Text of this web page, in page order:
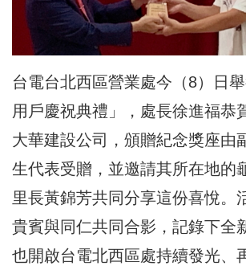
台電台北西區營業處今（8）日
用戶慶祝典禮」，處長徐進福恭
大華建設公司，頒贈紀念獎座由
生代表受贈，並邀請其所在地的
里長黃錦芳共同分享這份喜悅。
貴賓與同仁共同合影，記錄下全
也開啟台電北西區處持續發光、